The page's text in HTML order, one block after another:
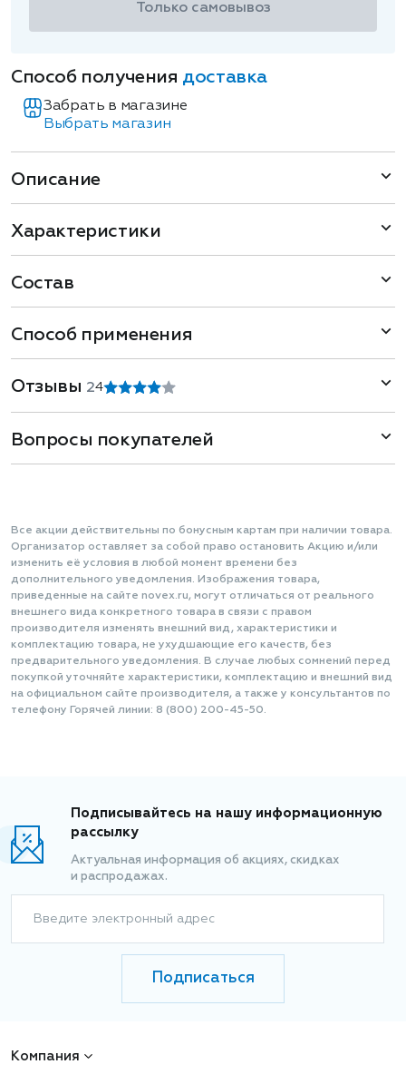
Только самовывоз
Способ получения доставка
Забрать в магазине
Выбрать магазин
Описание
Характеристики
Состав
Способ применения
Отзывы 24
Вопросы покупателей
Все акции действительны по бонусным картам при наличии товара.
Организатор оставляет за собой право остановить Акцию и/или
изменить её условия в любой момент времени без
дополнительного уведомления. Изображения товара,
приведенные на сайте novex.ru, могут отличаться от реального
внешнего вида конкретного товара в связи с правом
производителя изменять внешний вид, характеристики и
комплектацию товара, не ухудшающие его качеств, без
предварительного уведомления. В случае любых сомнений перед
покупкой уточняйте характеристики, комплектацию и внешний вид
на официальном сайте производителя, а также у консультантов по
телефону Горячей линии: 8 (800) 200-45-50.
Подписывайтесь на нашу информационную
рассылку
Актуальная информация об акциях, скидках
и распродажах.
Введите электронный адрес
Подписаться
Компания